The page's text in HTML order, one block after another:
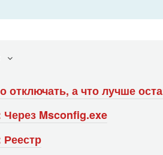
отключать, а что лучше
Msconfig.exe